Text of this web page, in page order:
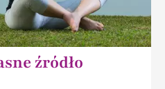
źródło